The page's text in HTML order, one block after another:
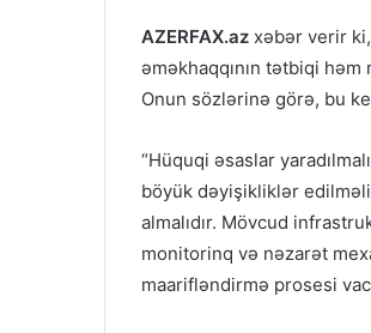
AZERFAX.az xəbər verir
əməkhaqqının tətbiqi
Onun sözlərinə görə, bu
“Hüquqi əsaslar
böyük dəyişikliklər
almalıdır. Mövcud
monitorinq və nəzarət
maarifləndirmə prosesi